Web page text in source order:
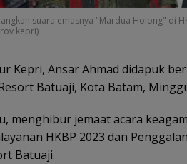
suara emasnya "Mardua Holong" di
kepri)
Kepri, Ansar Ahmad didapuk
Batuaji, Kota Batam,
menghibur jemaat acara
HKBP 2023 dan
Batuaji.
Besar, Satu
KJK
Tunduk pada
Penertiban
Pemanfaatan
Laut Sesuai